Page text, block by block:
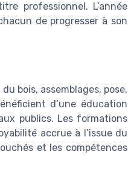
professionnel. L’année
de progresser à son
bois, assemblages, pose,
d’une éducation
publics. Les formations
accrue à l’issue du
et les compétences